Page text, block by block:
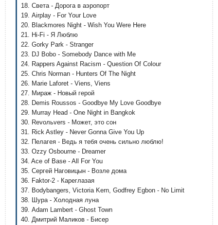
18. Света - Дорога в аэропорт
19. Airplay - For Your Love
20. Blackmores Night - Wish You Were Here
21. Hi-Fi - Я Люблю
22. Gorky Park - Stranger
23. DJ Bobo - Somebody Dance with Me
24. Rappers Against Racism - Question Of Colour
25. Chris Norman - Hunters Of The Night
26. Marie Laforet - Viens, Viens
27. Мираж - Новый герой
28. Demis Roussos - Goodbye My Love Goodbye
29. Murray Head - One Night in Bangkok
30. Revoльvers - Может, это сон
31. Rick Astley - Never Gonna Give You Up
32. Пелагея - Ведь я тебя очень сильно люблю!
33. Ozzy Osbourne - Dreamer
34. Ace of Base - All For You
35. Сергей Наговицын - Возле дома
36. Faktor-2 - Кареглазая
37. Bodybangers, Victoria Kern, Godfrey Egbon - No Limit
38. Шура - Холодная луна
39. Adam Lambert - Ghost Town
40. Дмитрий Маликов - Бисер